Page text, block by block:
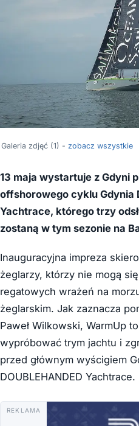
Galeria zdjęć (1) - zobacz wszystkie
13 maja wystartuje z Gdyni
offshorowego cyklu Gdynia
Yachtrace, którego trzy
zostaną w tym sezonie na
Inauguracyjna impreza
żeglarzy, którzy nie mogą
regatowych wrażeń na
żeglarskim. Jak zaznacza
Paweł Wilkowski, WarmUp
wypróbować trym jachtu i
przed głównym wyścigiem
DOUBLEHANDED Yachtrace.
REKLAMA